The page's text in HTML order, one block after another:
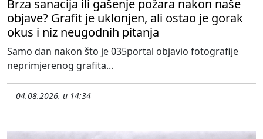
Brza sanacija ili gašenje požara nakon naše
objave? Grafit je uklonjen, ali ostao je gorak
okus i niz neugodnih pitanja
Samo dan nakon što je 035portal objavio fotografije
neprimjerenog grafita...
04.08.2026. u 14:34